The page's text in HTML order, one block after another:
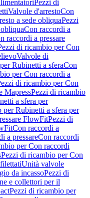
Pezzi di
Valvole d'arrestoCon
a sede obliquaPezzi
Con raccordi a
raccordi a pressare
di ricambio per Con
Valvole di
Rubinetti a sferaCon
per Con raccordi a
di ricambio per Con
MapressPezzi di ricambio
a sfera per
per Rubinetti a sfera per
FlowFitPezzi di
Con raccordi a
a pressareCon raccordi
per Con raccordi
Pezzi di ricambio per Con
Unità valvole
da incassoPezzi di
e collettori per il
Pezzi di ricambio per